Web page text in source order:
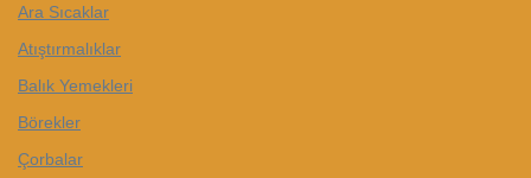
Ara Sıcaklar
Atıştırmalıklar
Balık Yemekleri
Börekler
Çorbalar